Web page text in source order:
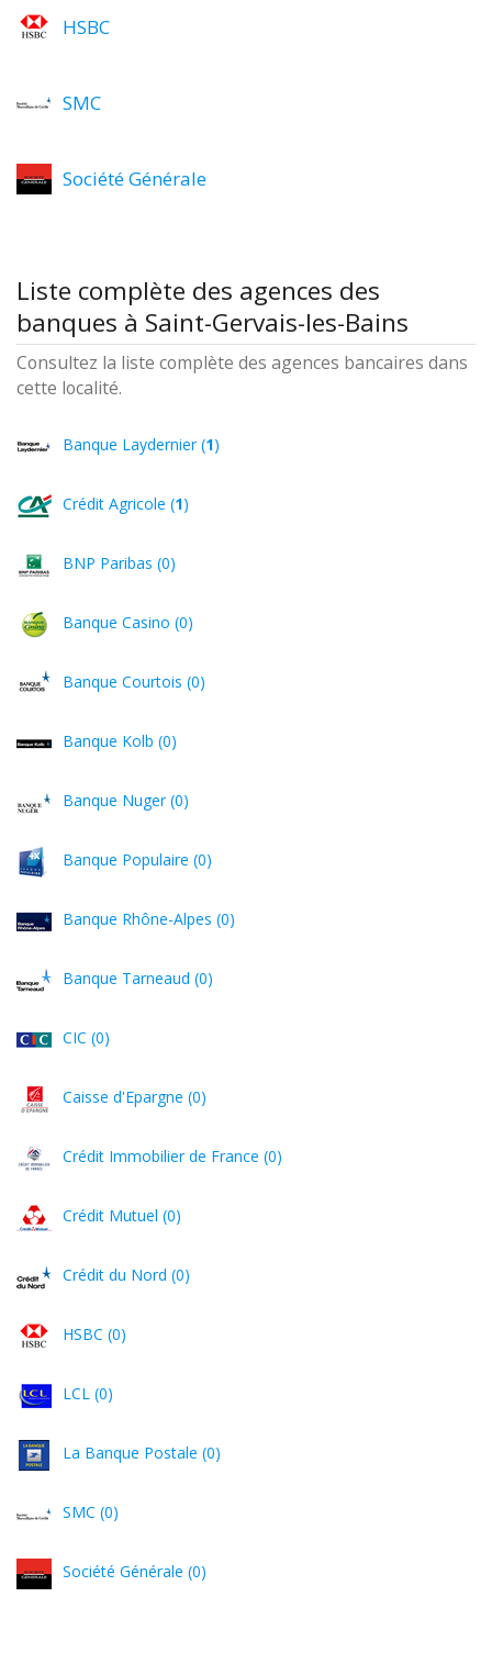
HSBC
SMC
Société Générale
Liste complète des agences des
banques à Saint-Gervais-les-Bains
Consultez la liste complète des agences bancaires dans
cette localité.
Banque Laydernier (1)
Crédit Agricole (1)
BNP Paribas (0)
Banque Casino (0)
Banque Courtois (0)
Banque Kolb (0)
Banque Nuger (0)
Banque Populaire (0)
Banque Rhône-Alpes (0)
Banque Tarneaud (0)
CIC (0)
Caisse d'Epargne (0)
Crédit Immobilier de France (0)
Crédit Mutuel (0)
Crédit du Nord (0)
HSBC (0)
LCL (0)
La Banque Postale (0)
SMC (0)
Société Générale (0)